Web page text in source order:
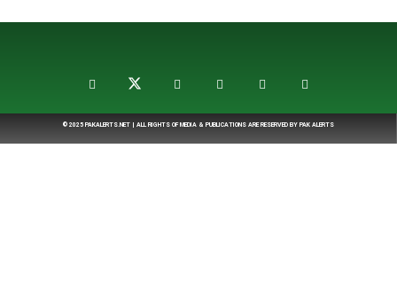
© 2025 PAKALERTS.NET| ALL RIGHTS OF MEDIA & PUBLICATIONS ARE RESERVED BY PAK ALERTS